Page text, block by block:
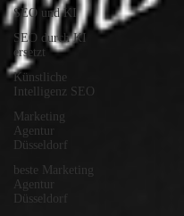
SEO und KI
SEO durch KI
ersetzt
Künstliche
Intelligenz SEO
Marketing
Agentur
Düsseldorf
beste Marketing
Agentur
Düsseldorf